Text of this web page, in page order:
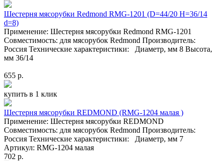
Шестерня мясорубки Redmond RMG-1201 (D=44/20 H=36/14
d=8)
Применение: Шестерня мясорубки Redmond RMG-1201
Совместимость: для мясорубок Redmond Производитель:
Россия Технические характеристики: Диаметр, мм 8 Высота,
мм 36/14
655 р.
купить в 1 клик
Шестерня мясорубки REDMOND (RMG-1204 малая )
Применение: Шестерня мясорубки REDMOND
Совместимость: для мясорубок Redmond Производитель:
Россия Технические характеристики: Диаметр, мм 7
Артикул: RMG-1204 малая
702 р.